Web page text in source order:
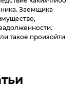
Заемщика
такое произойти